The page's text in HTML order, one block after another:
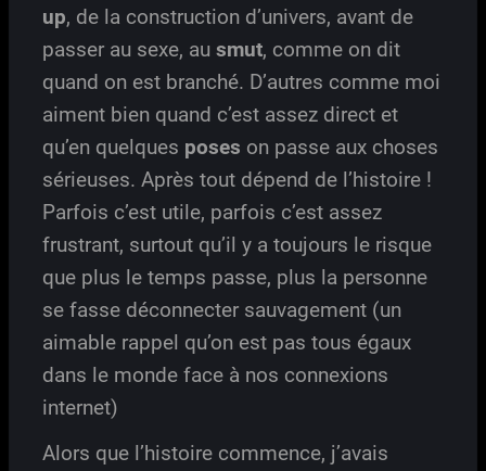
up, de la construction d’univers, avant de
passer au sexe, au smut, comme on dit
quand on est branché. D’autres comme moi
aiment bien quand c’est assez direct et
qu’en quelques poses on passe aux choses
sérieuses. Après tout dépend de l’histoire !
Parfois c’est utile, parfois c’est assez
frustrant, surtout qu’il y a toujours le risque
que plus le temps passe, plus la personne
se fasse déconnecter sauvagement (un
aimable rappel qu’on est pas tous égaux
dans le monde face à nos connexions
internet)
Alors que l’histoire commence, j’avais